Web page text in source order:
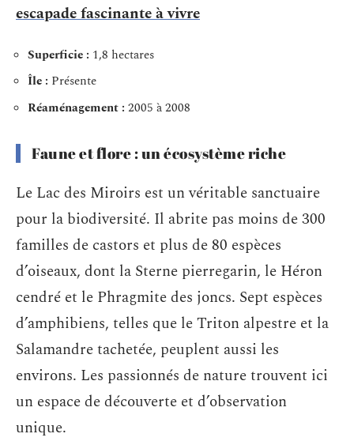
escapade fascinante à vivre
Superficie : 1,8 hectares
Île : Présente
Réaménagement : 2005 à 2008
Faune et flore : un écosystème riche
Le Lac des Miroirs est un véritable sanctuaire
pour la biodiversité. Il abrite pas moins de 300
familles de castors et plus de 80 espèces
d’oiseaux, dont la Sterne pierregarin, le Héron
cendré et le Phragmite des joncs. Sept espèces
d’amphibiens, telles que le Triton alpestre et la
Salamandre tachetée, peuplent aussi les
environs. Les passionnés de nature trouvent ici
un espace de découverte et d’observation
unique.